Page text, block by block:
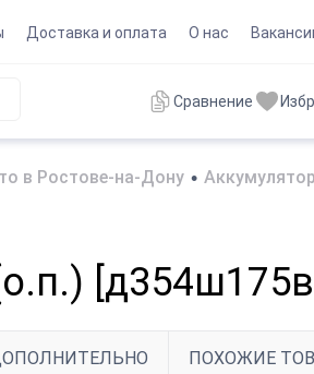
Доставка и оплата О нас
Сравнение
в Ростове-на-Дону •
ПОХОЖИЕ